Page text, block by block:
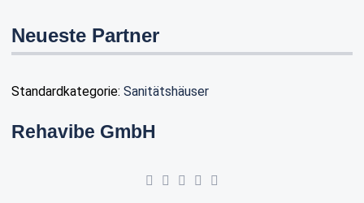
Neueste Partner
Standardkategorie: Sanitätshäuser
Rehavibe GmbH